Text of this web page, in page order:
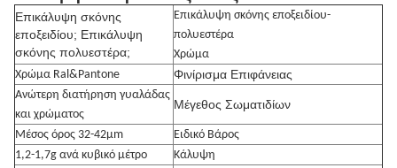
Επικάλυψη σκόνης
εποξειδίου; Επικάλυψη
σκόνης πολυεστέρα;
Επικάλυψη σκόνης εποξειδίου-
πολυεστέρα
Χρώμα
Χρώμα Ral&Pantone
Φινίρισμα Επιφάνειας
Ανώτερη διατήρηση γυαλάδας
και χρώματος
Μέγεθος Σωματιδίων
Μέσος όρος 32-42μm
Ειδικό Βάρος
1,2-1,7g ανά κυβικό μέτρο
Κάλυψη